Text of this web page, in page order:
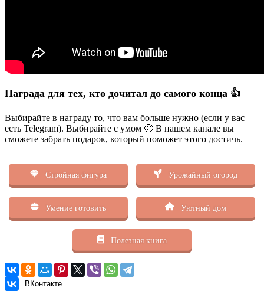
Награда для тех, кто дочитал до самого конца 👍
Выбирайте в награду то, что вам больше нужно (если у вас
есть Telegram). Выбирайте с умом 🙂 В нашем канале вы
сможете забрать подарок, который поможет этого достичь.
Стройная фигура Урожайный огород
Умение готовить Уютный дом
Полезная книга
ВКонтакте